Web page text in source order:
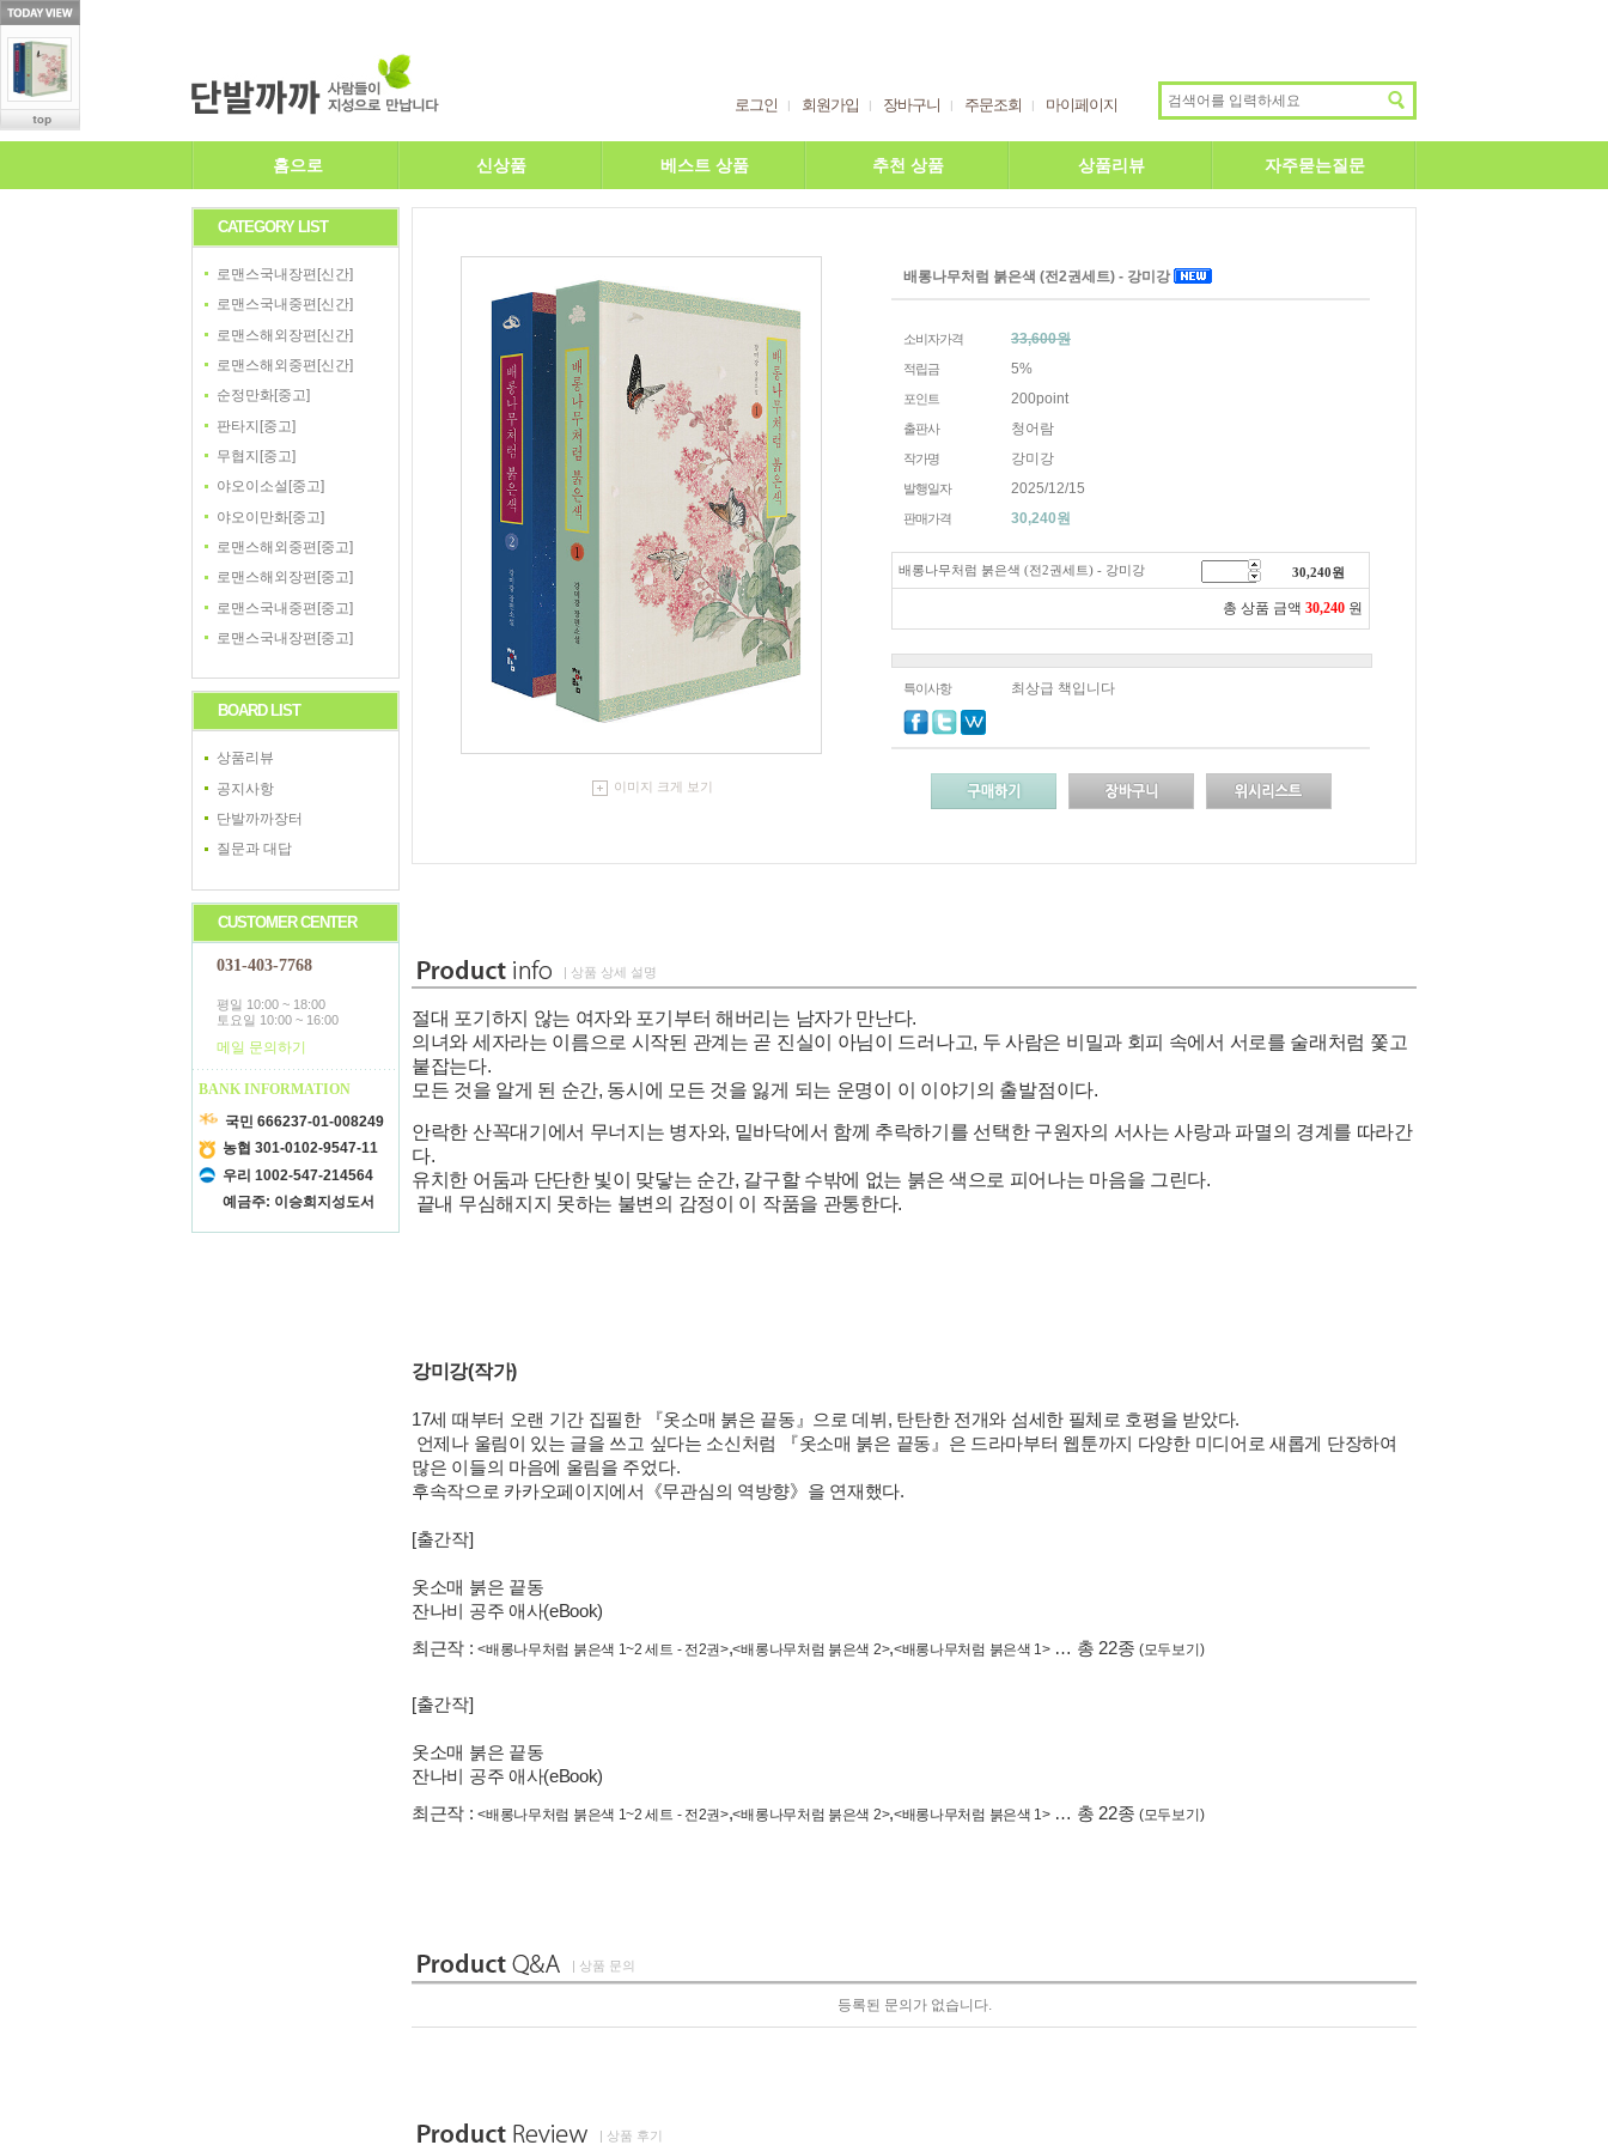
로그인 회원가입 장바구니 주문조회 마이페이지
홈으로 신상품 베스트 상품 추천 상품 상품리뷰 자주묻는질문
CATEGORY LIST
로맨스국내장편[신간]
로맨스국내중편[신간]
로맨스해외장편[신간]
로맨스해외중편[신간]
순정만화[중고]
판타지[중고]
무협지[중고]
야오이소설[중고]
야오이만화[중고]
로맨스해외중편[중고]
로맨스해외장편[중고]
로맨스국내중편[중고]
로맨스국내장편[중고]
BOARD LIST
상품리뷰
공지사항
단발까까장터
질문과 대답
CUSTOMER CENTER
031-403-7768
평일 10:00 ~ 18:00
토요일 10:00 ~ 16:00
메일 문의하기
BANK INFORMATION
국민 666237-01-008249
농협 301-0102-9547-11
우리 1002-547-214564
예금주: 이승희지성도서
이미지 크게 보기
배롱나무처럼 붉은색 (전2권세트) - 강미강
소비자가격 33,600원
적립금 5%
포인트 200point
출판사 청어람
작가명 강미강
발행일자 2025/12/15
판매가격 30,240원
배롱나무처럼 붉은색 (전2권세트) - 강미강 30,240원
총 상품 금액 30,240 원
특이사항 최상급 책입니다
| 상품 상세 설명
절대 포기하지 않는 여자와 포기부터 해버리는 남자가 만난다.
의녀와 세자라는 이름으로 시작된 관계는 곧 진실이 아님이 드러나고, 두 사람은 비밀과 회피 속에서 서로를 술래처럼 쫓고
붙잡는다.
모든 것을 알게 된 순간, 동시에 모든 것을 잃게 되는 운명이 이 이야기의 출발점이다.
안락한 산꼭대기에서 무너지는 병자와, 밑바닥에서 함께 추락하기를 선택한 구원자의 서사는 사랑과 파멸의 경계를 따라간
다.
유치한 어둠과 단단한 빛이 맞닿는 순간, 갈구할 수밖에 없는 붉은 색으로 피어나는 마음을 그린다.
끝내 무심해지지 못하는 불변의 감정이 이 작품을 관통한다.
강미강(작가)
17세 때부터 오랜 기간 집필한 『옷소매 붉은 끝동』으로 데뷔, 탄탄한 전개와 섬세한 필체로 호평을 받았다.
언제나 울림이 있는 글을 쓰고 싶다는 소신처럼 『옷소매 붉은 끝동』은 드라마부터 웹툰까지 다양한 미디어로 새롭게 단장하여
많은 이들의 마음에 울림을 주었다.
후속작으로 카카오페이지에서《무관심의 역방향》을 연재했다.
[출간작]
옷소매 붉은 끝동
잔나비 공주 애사(eBook)
최근작 : <배롱나무처럼 붉은색 1~2 세트 - 전2권>,<배롱나무처럼 붉은색 2>,<배롱나무처럼 붉은색 1> … 총 22종 (모두보기)
[출간작]
옷소매 붉은 끝동
잔나비 공주 애사(eBook)
최근작 : <배롱나무처럼 붉은색 1~2 세트 - 전2권>,<배롱나무처럼 붉은색 2>,<배롱나무처럼 붉은색 1> … 총 22종 (모두보기)
| 상품 문의
등록된 문의가 없습니다.
| 상품 후기